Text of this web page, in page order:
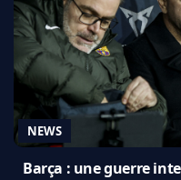
NEWS
Barça : une guerre